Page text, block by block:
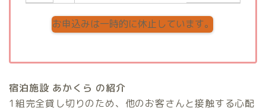
お申込みは一時的に休止しています。
宿泊施設 あかくら の紹介
1組完全貸し切りのため、他のお客さんと接触する心配